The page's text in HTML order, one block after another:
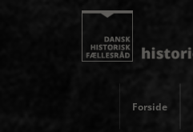
Forside